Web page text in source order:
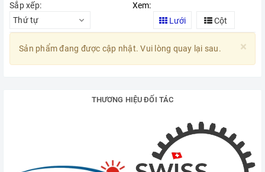
Sắp xếp:
Thứ tự
Xem:
Lưới
Cột
×
Sản phẩm đang được cập nhật. Vui lòng quay lại sau.
THƯƠNG HIỆU ĐỐI TÁC